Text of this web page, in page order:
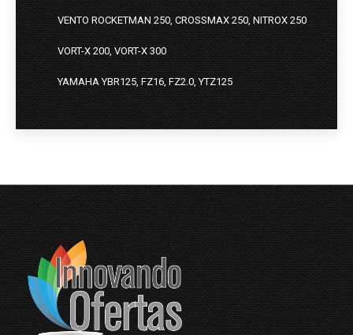
VENTO ROCKETMAN 250, CROSSMAX 250, NITROX 250
VORT-X 200, VORT-X 300
YAMAHA YBR125, FZ16, FZ2.0, YTZ125